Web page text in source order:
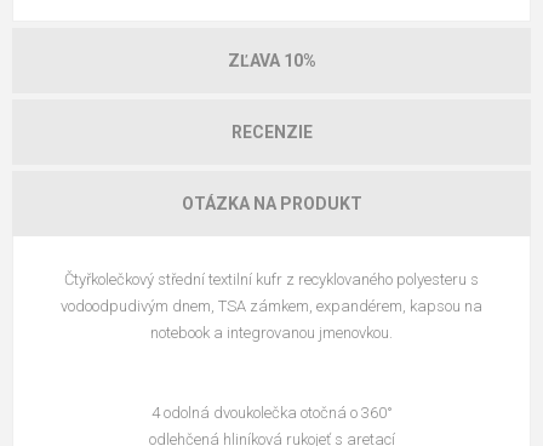
ZĽAVA 10%
RECENZIE
OTÁZKA NA PRODUKT
Čtyřkolečkový střední textilní kufr z recyklovaného polyesteru s
vodoodpudivým dnem, TSA zámkem, expandérem, kapsou na
notebook a integrovanou jmenovkou.
4 odolná dvoukolečka otočná o 360°
odlehčená hliníková rukojeť s aretací